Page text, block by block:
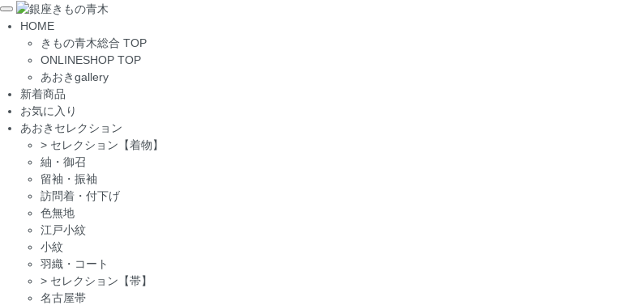
Toggle
navigation
HOME
きもの青木総合 TOP
ONLINESHOP TOP
あおきgallery
新着商品
お気に入り
あおきセレクション
> セレクション【着物】
紬・御召
留袖・振袖
訪問着・付下げ
色無地
江戸小紋
小紋
羽織・コート
> セレクション【帯】
名古屋帯